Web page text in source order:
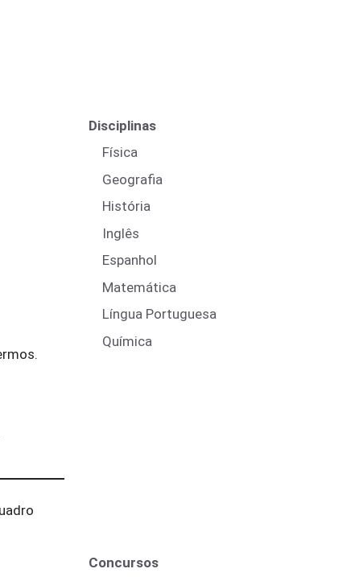
Disciplinas
Física
Geografia
História
Inglês
Espanhol
Matemática
Língua Portuguesa
Química
Concursos